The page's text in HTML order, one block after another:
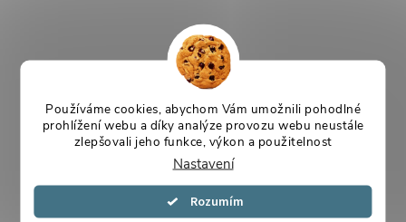
Používáme cookies, abychom Vám umožnili pohodlné
prohlížení webu a díky analýze provozu webu neustále
zlepšovali jeho funkce, výkon a použitelnost
Nastavení
Souhlasím